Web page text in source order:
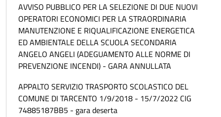
AVVISO PUBBLICO PER LA SELEZIONE DI DUE NUOVI
OPERATORI ECONOMICI PER LA STRAORDINARIA
MANUTENZIONE E RIQUALIFICAZIONE ENERGETICA
ED AMBIENTALE DELLA SCUOLA SECONDARIA
ANGELO ANGELI (ADEGUAMENTO ALLE NORME DI
PREVENZIONE INCENDI) - GARA ANNULLATA
APPALTO SERVIZIO TRASPORTO SCOLASTICO DEL
COMUNE DI TARCENTO 1/9/2018 - 15/7/2022 CIG
74885187BB5 - gara deserta